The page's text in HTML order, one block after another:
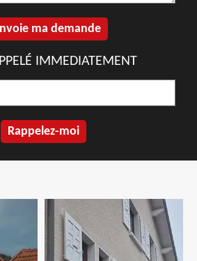
IMMEDIATEMENT